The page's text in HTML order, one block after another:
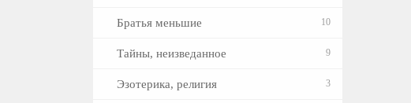
Братья меньшие 10
Тайны, неизведанное 9
Эзотерика, религия 3